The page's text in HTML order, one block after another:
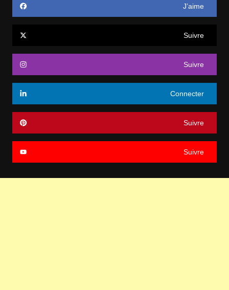
J’aime
Suivre
Suivre
Connecter
Suivre
Suivre